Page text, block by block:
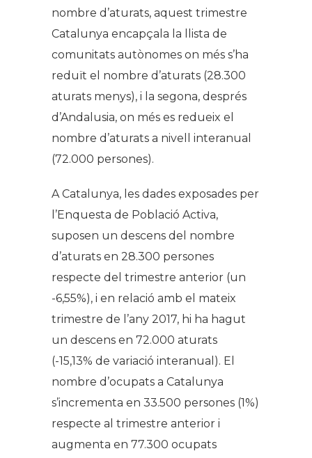
nombre d’aturats, aquest trimestre
Catalunya encapçala la llista de
comunitats autònomes on més s’ha
reduït el nombre d’aturats (28.300
aturats menys), i la segona, després
d’Andalusia, on més es redueix el
nombre d’aturats a nivell interanual
(72.000 persones).
A Catalunya, les dades exposades per
l’Enquesta de Població Activa,
suposen un descens del nombre
d’aturats en 28.300 persones
respecte del trimestre anterior (un
-6,55%), i en relació amb el mateix
trimestre de l’any 2017, hi ha hagut
un descens en 72.000 aturats
(-15,13% de variació interanual). El
nombre d’ocupats a Catalunya
s’incrementa en 33.500 persones (1%)
respecte al trimestre anterior i
augmenta en 77.300 ocupats